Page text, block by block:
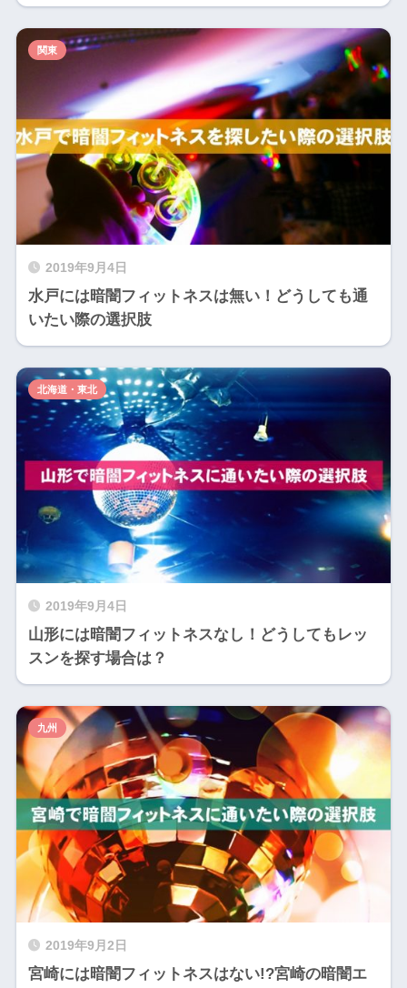
2019年9月4日
水戸には暗闇フィットネスは無い！どうしても通
いたい際の選択肢
関東
2019年9月4日
山形には暗闇フィットネスなし！どうしてもレッ
スンを探す場合は？
北海道・東北
2019年9月2日
宮崎には暗闇フィットネスはない!?宮崎の暗闇エ
九州